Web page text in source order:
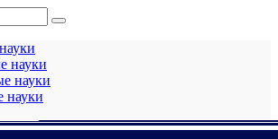
науки
науки
науки